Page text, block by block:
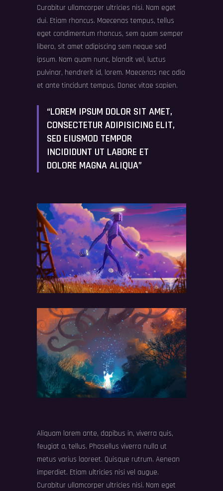
Curabitur ullamcorper ultricies nisi. Nam eget
dui. Etiam rhoncus. Maecenas tempus, tellus
eget condimentum rhoncus, sem quam semper
libero, sit amet adipiscing sem neque sed
ipsum. Nam quam nunc, blandit vel, luctus
pulvinar, hendrerit id, lorem. Maecenas nec odio
et ante tincidunt tempus. Donec vitae sapien.
“LOREM IPSUM DOLOR SIT AMET,
CONSECTETUR ADIPISICING ELIT,
SED EIUSMOD TEMPOR
INCIDIDUNT UT LABORE ET
DOLORE MAGNA ALIQUA”
Aliquam lorem ante, dapibus in, viverra quis,
feugiat a, tellus. Phasellus viverra nulla ut
metus varius laoreet. Quisque rutrum. Aenean
imperdiet. Etiam ultricies nisi vel augue.
Curabitur ullamcorper ultricies nisi. Nam eget